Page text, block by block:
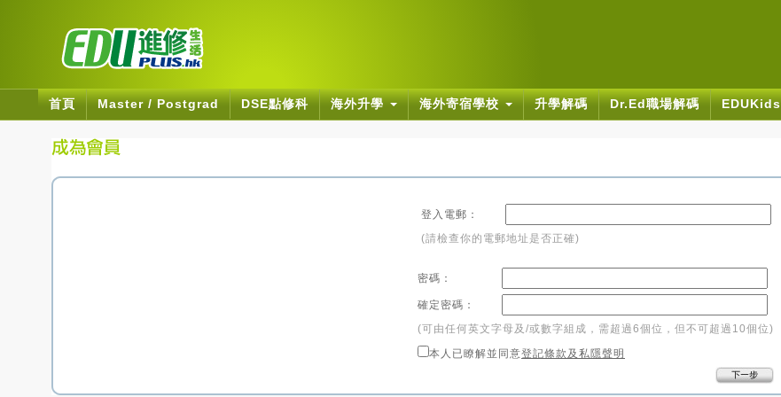
首頁 Master / Postgrad DSE點修科 海外升學 海外寄宿學校 升學解碼 Dr.Ed職場解碼 EDUKids
登入電郵：
(請檢查你的電郵地址是否正確)
密碼：
確定密碼：
(可由任何英文字母及/或數字組成，需超過6個位，但不可超過10個位)
本人已瞭解並同意登記條款及私隱聲明